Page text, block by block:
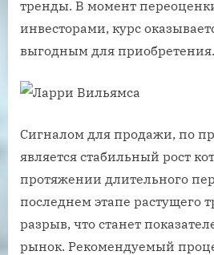
тренды. В момент
инвесторами, курс
выгодным для приобретения.
Сигналом для продажи, по
является стабильный рост
протяжении длительного
последнем этапе растущего
разрыв, что станет
рынок. Рекомендуемый